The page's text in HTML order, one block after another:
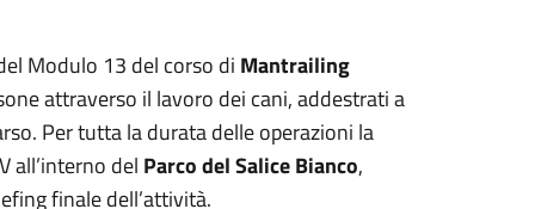
Modulo 13 del corso di Mantrailing
attraverso il lavoro dei cani, addestrati a
Per tutta la durata delle operazioni la
all’interno del Parco del Salice Bianco,
finale dell’attività.